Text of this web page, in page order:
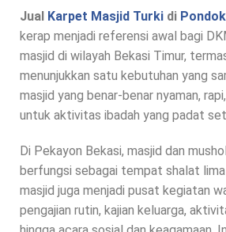
Jual Karpet Masjid Turki di
kerap menjadi referensi awal bagi
masjid di wilayah Bekasi Timur,
menunjukkan satu kebutuhan yang
masjid yang benar-benar nyaman,
untuk aktivitas ibadah yang padat
Di Pekayon Bekasi, masjid dan
berfungsi sebagai tempat shalat
masjid juga menjadi pusat kegiatan
pengajian rutin, kajian keluarga,